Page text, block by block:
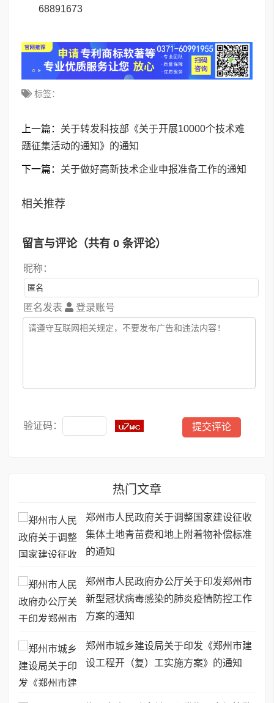
68891673
标签：
上一篇： 关于转发科技部《关于开展10000个技术难
题征集活动的通知》的通知
下一篇： 关于做好高新技术企业申报准备工作的通知
相关推荐
留言与评论（共有 0 条评论）
昵称：
匿名发表 登录账号
验证码：
热门文章
郑州市人民政府关于调整国家建设征收
集体土地青苗费和地上附着物补偿标准
的通知
郑州市人民政府办公厅关于印发郑州市
新型冠状病毒感染的肺炎疫情防控工作
方案的通知
郑州市城乡建设局关于印发《郑州市建
设工程开（复）工实施方案》的通知